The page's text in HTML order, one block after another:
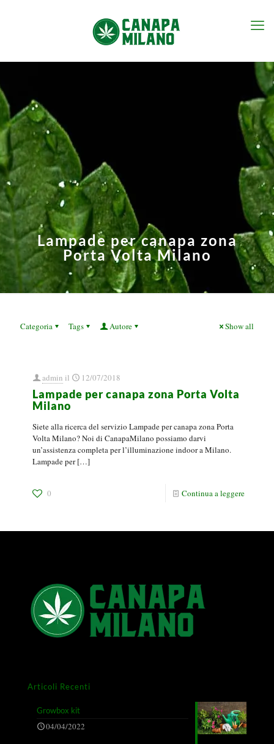
Lampade per canapa zona
Porta Volta Milano
Categoria Tags Autore Show all
admin il 12/07/2018
Lampade per canapa zona Porta Volta
Milano
Siete alla ricerca del servizio Lampade per canapa zona Porta
Volta Milano? Noi di CanapaMilano possiamo darvi
un’assistenza completa per l’illuminazione indoor a Milano.
Lampade per[…]
0 Continua a leggere
Articoli Recenti
Growbox kit
04/04/2022